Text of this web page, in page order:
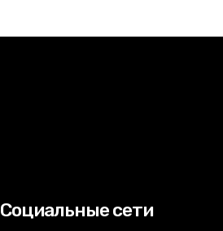
Социальные сети